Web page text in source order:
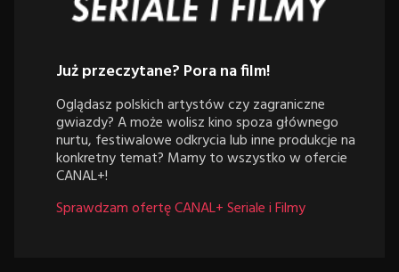
Już przeczytane? Pora na film!
Oglądasz polskich artystów czy zagraniczne
gwiazdy? A może wolisz kino spoza głównego
nurtu, festiwalowe odkrycia lub inne produkcje na
konkretny temat? Mamy to wszystko w ofercie
CANAL+!
Sprawdzam ofertę CANAL+ Seriale i Filmy